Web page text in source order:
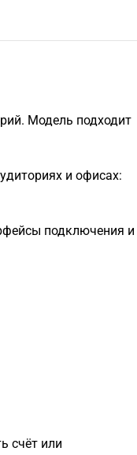
Модель подходит
и офисах:
подключения и
счёт или